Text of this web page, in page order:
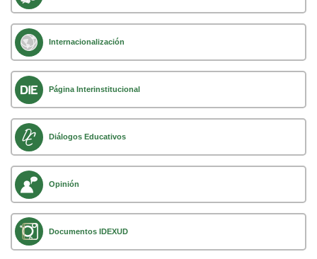
Internacionalización
Página Interinstitucional
Diálogos Educativos
Opinión
Documentos IDEXUD